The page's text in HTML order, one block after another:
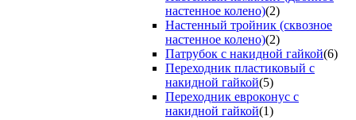
настенное колено)(2)
Настенный тройник (сквозное
настенное колено)(2)
Патрубок с накидной гайкой(6)
Переходник пластиковый с
накидной гайкой(5)
Переходник евроконус с
накидной гайкой(1)